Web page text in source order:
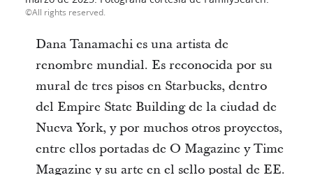
All rights reserved.
Dana Tanamachi es una artista de
renombre mundial. Es reconocida por su
mural de tres pisos en Starbucks, dentro
del Empire State Building de la ciudad de
Nueva York, y por muchos otros proyectos,
entre ellos portadas de O Magazine y Time
Magazine y su arte en el sello postal de EE.